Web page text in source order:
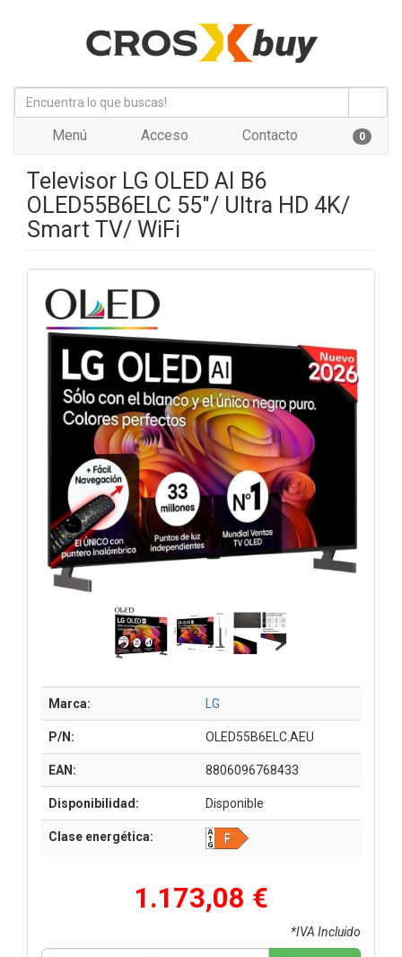
Menú Acceso Contacto 0
Televisor LG OLED AI B6
OLED55B6ELC 55"/ Ultra HD 4K/
Smart TV/ WiFi
Marca: LG
P/N: OLED55B6ELC.AEU
EAN: 8806096768433
Disponibilidad: Disponible
Clase energética:
1.173,08 €
*IVA Incluido